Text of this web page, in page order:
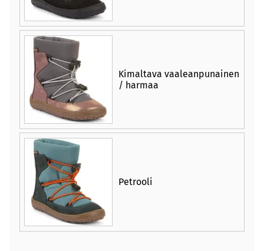
Kimaltava vaaleanpunainen
/ harmaa
Petrooli